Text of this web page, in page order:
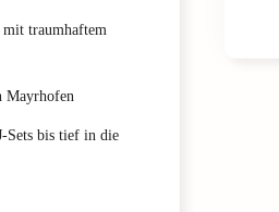
mit traumhaftem
Mayrhofen
Sets bis tief in die